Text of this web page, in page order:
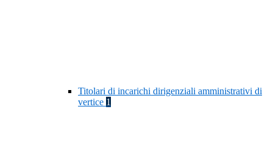
Titolari di incarichi dirigenziali amministrativi di
vertice 1